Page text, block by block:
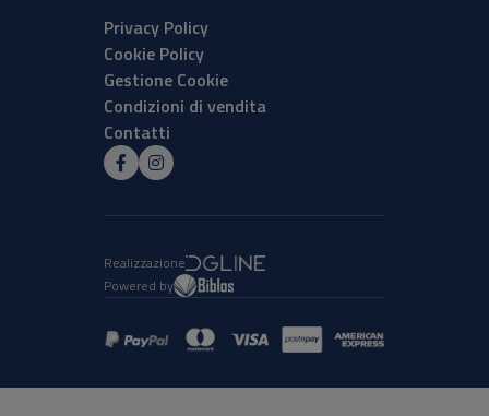
Privacy Policy
Cookie Policy
Gestione Cookie
Condizioni di vendita
Contatti
Realizzazione
Powered by